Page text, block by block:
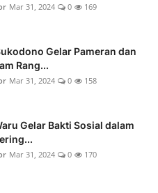
Mar 31, 2024 0 169
Gelar Pameran dan
Rang...
Mar 31, 2024 0 158
Gelar Bakti Sosial dalam
Mar 31, 2024 0 170